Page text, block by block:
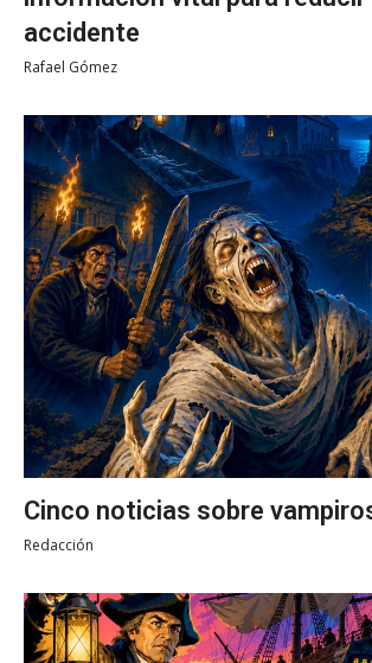
accidente
Rafael Gómez
Cinco noticias sobre
Redacción